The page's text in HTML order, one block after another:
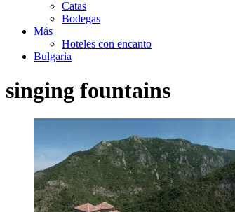
Catas
Bodegas
Más
Hoteles con encanto
Bulgaria
singing fountains